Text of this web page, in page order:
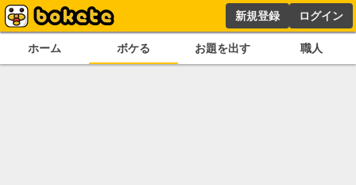
新規登録 ログイン
ホーム ボケる お題を出す 職人